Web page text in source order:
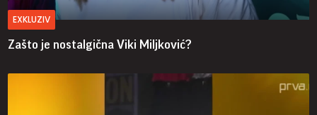
EXKLUZIV
Zašto je nostalgična Viki Miljković?